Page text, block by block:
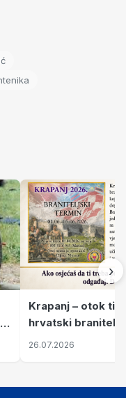
Krapanj – otok
hrvatski branitelji
pronalaze mir
26.07.2026
›